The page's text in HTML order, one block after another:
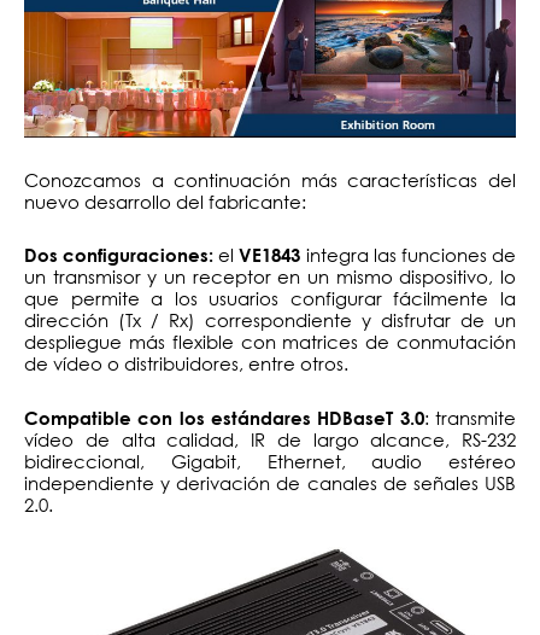
Conozcamos a continuación más características del
nuevo desarrollo del fabricante:
Dos configuraciones: elVE1843 integra las funciones de
un transmisor y un receptor en un mismo dispositivo, lo
que permite a los usuarios configurar fácilmente la
dirección (Tx / Rx) correspondiente y disfrutar de un
despliegue más flexible con matrices de conmutación
de vídeo o distribuidores, entre otros.
Compatible con los estándares HDBaseT 3.0: transmite
vídeo de alta calidad, IR de largo alcance, RS-232
bidireccional, Gigabit, Ethernet, audio estéreo
independiente y derivación de canales de señales USB
2.0.